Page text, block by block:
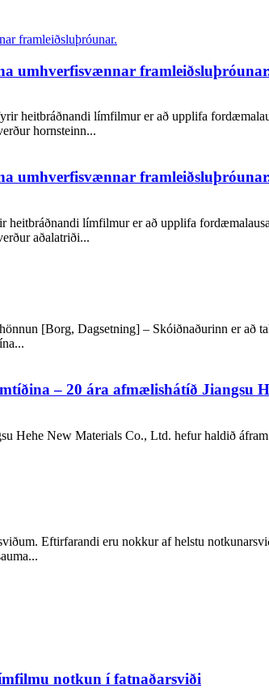
umhverfisvænnar
heitbráðnandi límfilmur er að upplifa
hornsteinn...
umhverfisvænnar
límfilmur er að upplifa
aðalatriði...
[Borg, Dagsetning] – Skóiðnaðurinn er að
– 20 ára afmælishátíð Jiangsu
Hehe New Materials Co., Ltd. hefur haldið
Eftirfarandi eru nokkur af helstu
notkun í fatnaðarsviði